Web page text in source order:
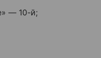
— 10-й;